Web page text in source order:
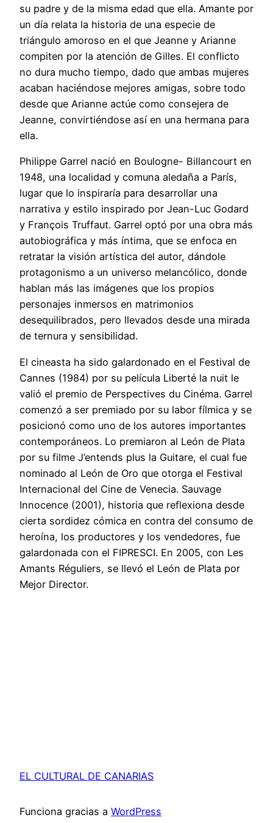
su padre y de la misma edad que ella. Amante por
un día relata la historia de una especie de
triángulo amoroso en el que Jeanne y Arianne
compiten por la atención de Gilles. El conflicto
no dura mucho tiempo, dado que ambas mujeres
acaban haciéndose mejores amigas, sobre todo
desde que Arianne actúe como consejera de
Jeanne, convirtiéndose así en una hermana para
ella.
Philippe Garrel nació en Boulogne- Billancourt en
1948, una localidad y comuna aledaña a París,
lugar que lo inspiraría para desarrollar una
narrativa y estilo inspirado por Jean-Luc Godard
y François Truffaut. Garrel optó por una obra más
autobiográfica y más íntima, que se enfoca en
retratar la visión artística del autor, dándole
protagonismo a un universo melancólico, donde
hablan más las imágenes que los propios
personajes inmersos en matrimonios
desequilibrados, pero llevados desde una mirada
de ternura y sensibilidad.
El cineasta ha sido galardonado en el Festival de
Cannes (1984) por su película Liberté la nuit le
valió el premio de Perspectives du Cinéma. Garrel
comenzó a ser premiado por su labor fílmica y se
posicionó como uno de los autores importantes
contemporáneos. Lo premiaron al León de Plata
por su filme J’entends plus la Guitare, el cual fue
nominado al León de Oro que otorga el Festival
Internacional del Cine de Venecia. Sauvage
Innocence (2001), historia que reflexiona desde
cierta sordidez cómica en contra del consumo de
heroína, los productores y los vendedores, fue
galardonada con el FIPRESCI. En 2005, con Les
Amants Réguliers, se llevó el León de Plata por
Mejor Director.
EL CULTURAL DE CANARIAS
Funciona gracias a WordPress